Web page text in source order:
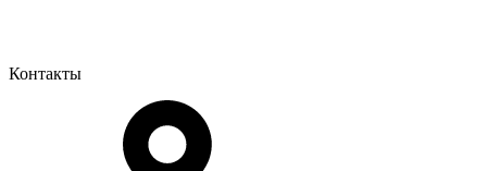
Контакты